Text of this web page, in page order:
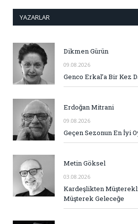
YAZARLAR
Dikmen Gürün
09.08.2026
Genco Erkal’a Bir Kez
Erdoğan Mitrani
09.08.2026
Geçen Sezonun En İyi
Metin Göksel
03.08.2026
Kardeşlikten
Müşterek Geleceğe